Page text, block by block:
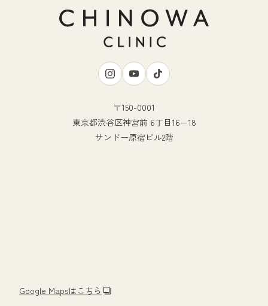
Google Mapsはこちら
〒150-0001
東京都渋谷区神宮前 6丁目16−18
サンドー原宿ビル2階